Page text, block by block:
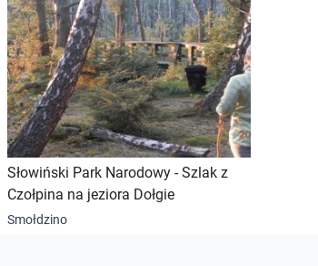
Słowiński Park Narodowy - Szlak z
Czołpina na jeziora Dołgie
Smołdzino